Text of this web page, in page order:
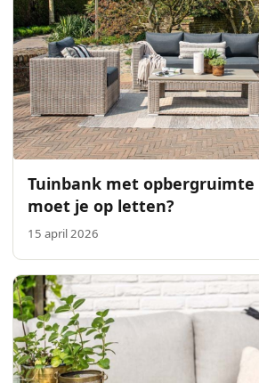
Tuinbank met opbergruimte
moet je op letten?
15 april 2026